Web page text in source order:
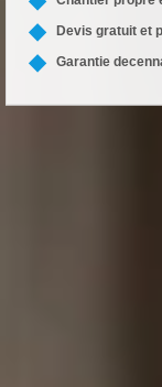
Devis gratuit et
Garantie